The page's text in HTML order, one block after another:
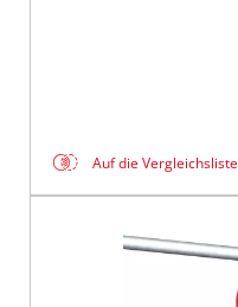
Auf die Vergleichsliste